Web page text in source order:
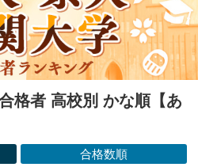
格者 高校別 かな順【あ
合格数順